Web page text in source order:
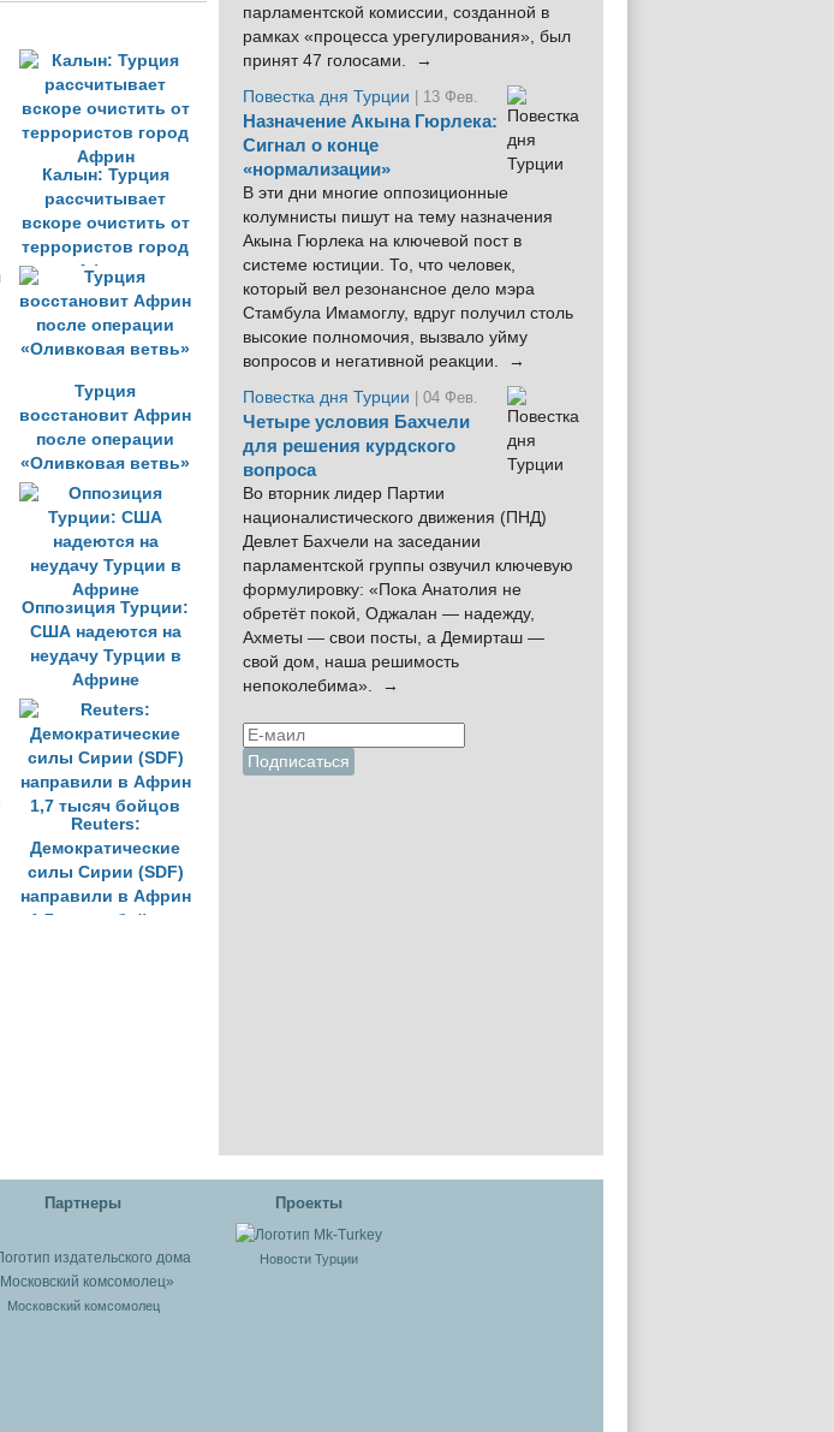
Калын: Турция
рассчитывает
вскоре очистить от
террористов город
Африн
Турция
восстановит Африн
после операции
«Оливковая ветвь»
Оппозиция Турции:
США надеются на
неудачу Турции в
Африне
Reuters:
Демократические
силы Сирии (SDF)
направили в Африн
1,7 тысяч бойцов
парламентской комиссии, созданной в
рамках «процесса урегулирования», был
принят 47 голосами. →
Повестка дня Турции
| 13 Фев.
Назначение Акына Гюрлека:
Сигнал о конце
«нормализации»
В эти дни многие оппозиционные
колумнисты пишут на тему назначения
Акына Гюрлека на ключевой пост в
системе юстиции. То, что человек,
который вел резонансное дело мэра
Стамбула Имамоглу, вдруг получил столь
высокие полномочия, вызвало уйму
вопросов и негативной реакции. →
Повестка дня Турции
| 04 Фев.
Четыре условия Бахчели
для решения курдского
вопроса
Во вторник лидер Партии
националистического движения (ПНД)
Девлет Бахчели на заседании
парламентской группы озвучил ключевую
формулировку: «Пока Анатолия не
обретёт покой, Оджалан — надежду,
Ахметы — свои посты, а Демирташ —
свой дом, наша решимость
непоколебима». →
Партнеры
Московский комсомолец
Проекты
Новости Турции